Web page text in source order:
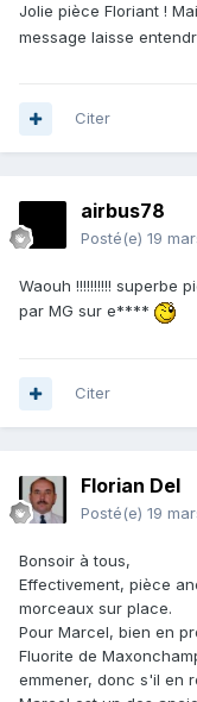
Jolie pièce Floriant !
message laisse
Citer
airbus78
Posté(e) 19
Waouh !!!!!!!!!! superbe
par MG sur e****
Citer
Florian Del
Posté(e) 19
Bonsoir à tous,
Effectivement, pièce
morceaux sur place.
Pour Marcel, bien en
Fluorite de
emmener, donc s'il en